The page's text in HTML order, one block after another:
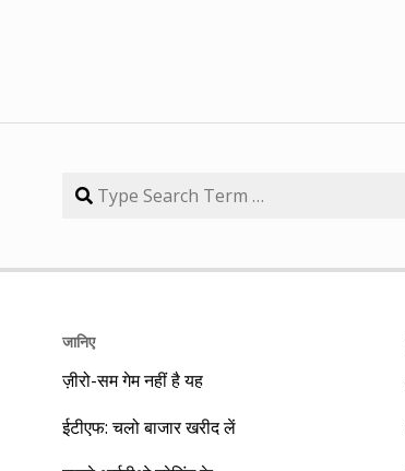
जानिए
ज़ीरो-सम गेम नहीं है यह
ईटीएफ: चलो बाजार खरीद लें